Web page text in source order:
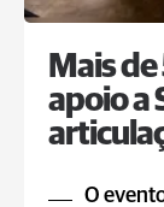
Mais
apoio a
O